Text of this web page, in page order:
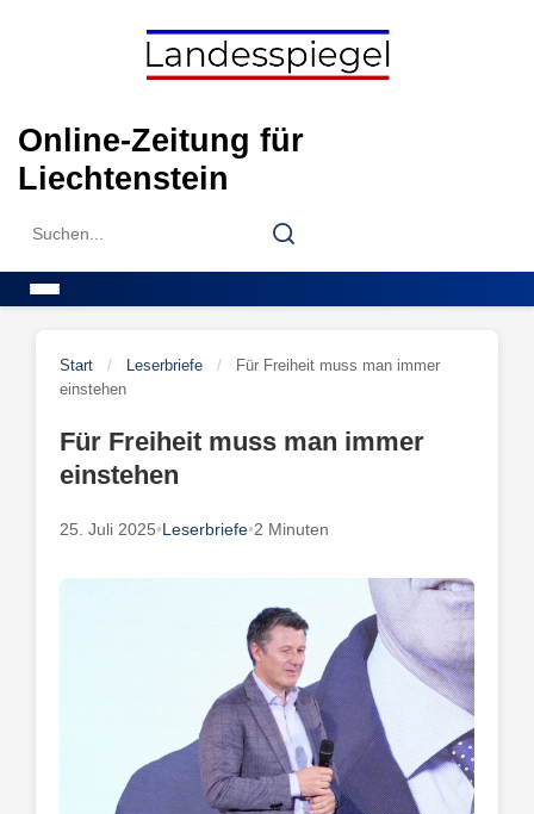
Online-Zeitung für
Liechtenstein
Search
Search
Start / Leserbriefe /
Für Freiheit muss man immer
einstehen
Für Freiheit muss man immer
einstehen
25. Juli 2025•Leserbriefe•2 Minuten